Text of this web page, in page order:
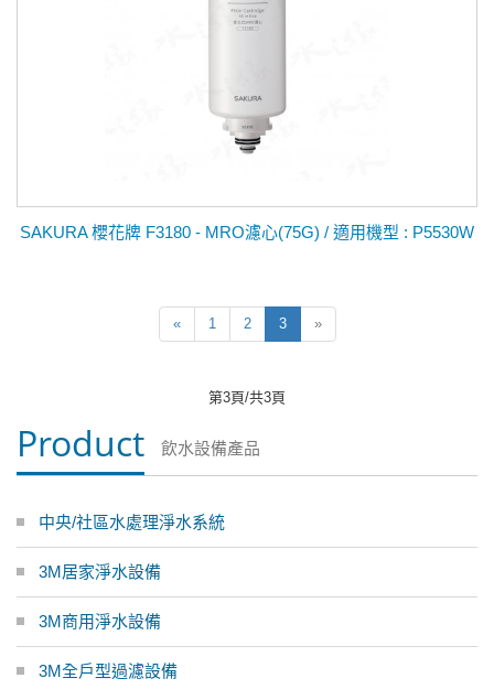
SAKURA 櫻花牌 F3180 - MRO濾心(75G) / 適用機型 : P5530W
« 1 2 3 »
第3頁/共3頁
Product 飲水設備產品
中央/社區水處理淨水系統
3M居家淨水設備
3M商用淨水設備
3M全戶型過濾設備